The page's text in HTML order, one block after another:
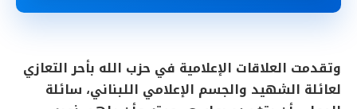
وتقدمت العلاقات الإعلامية في حزب الله بأحر التعازي
لعائلة الشهيد والجسم الإعلامي اللبناني، سائلة